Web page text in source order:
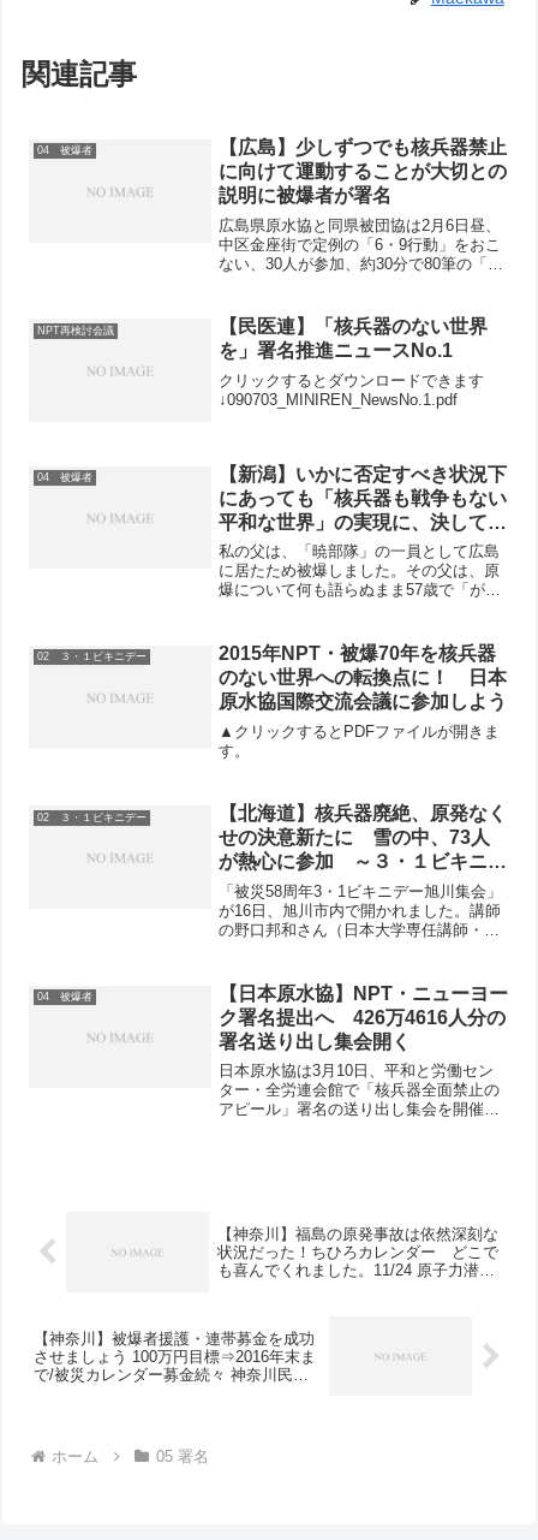
関連記事
04 被爆者
【広島】少しずつでも核兵器禁止
に向けて運動することが大切との
説明に被爆者が署名
広島県原水協と同県被団協は2月6日昼、
中区金座街で定例の「6・9行動」をおこ
ない、30人が参加、約30分で80筆の「核
という70代の女性は、「こんなことをし
ても力に...
NPT再検討会議
【民医連】「核兵器のない世界
を」署名推進ニュースNo.1
クリックするとダウンロードできます
↓090703_MINIREN_NewsNo.1.pdf
04 被爆者
【新潟】いかに否定すべき状況下
にあっても「核兵器も戦争もない
平和な世界」の実現に、決して、
諦めることも、怯むこともない
ー 被爆2世としての思い
私の父は、「暁部隊」の一員として広島
に居たため被爆しました。その父は、原
爆について何も語らぬまま57歳で「が
に尋ねると、あっさり認め、父が広島か
ら帰りすぐに授かった子が...
02 ３・１ビキニデー
2015年NPT・被爆70年を核兵器
のない世界への転換点に！ 日本
原水協国際交流会議に参加しよう
▲クリックするとPDFファイルが開きま
す。
02 ３・１ビキニデー
【北海道】核兵器廃絶、原発なく
せの決意新たに 雪の中、73人
が熱心に参加 ～３・１ビキニデ
ー旭川集会
「被災58周年3・1ビキニデー旭川集会」
が16日、旭川市内で開かれました。講師
の野口邦和さん（日本大学専任講師・福
した。福島で何度も現地調査している野
口さんに、参加者か...
04 被爆者
【日本原水協】NPT・ニューヨー
ク署名提出へ 426万4616人分の
署名送り出し集会開く
日本原水協は3月10日、平和と労働セン
ター・全労連会館で「核兵器全面禁止の
アピール」署名の送り出し集会を開催し
【神奈川】福島の原発事故は依然深刻な
状況だった！ちひろカレンダー どこで
も喜んでくれました。11/24 原子力潜水
【神奈川】被爆者援護・連帯募金を成功
させましょう 100万円目標⇒2016年末ま
で/被災カレンダー募金続々 神奈川民医
日、横須賀基地に入港
ホーム 05 署名